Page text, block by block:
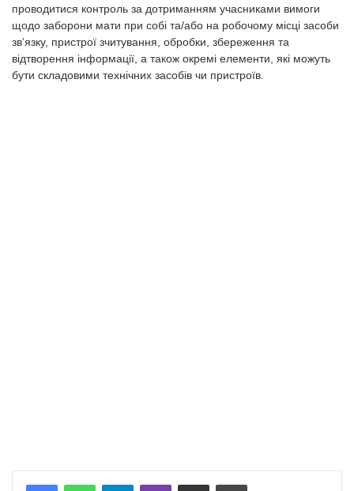
проводитися контроль за дотриманням учасниками вимоги
щодо заборони мати при собі та/або на робочому місці засоби
зв’язку, пристрої зчитування, обробки, збереження та
відтворення інформації, а також окремі елементи, які можуть
бути складовими технічних засобів чи пристроїв.
TelegramViber Надіслати електронною поштоюНадрукувати